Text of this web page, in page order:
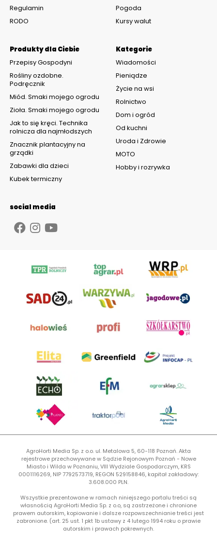
Regulamin
RODO
Kategorie
Wiadomości
Pieniądze
Życie na wsi
Rolnictwo
Dom i ogród
Od kuchni
Uroda i Zdrowie
MOTO
Hobby i rozrywka
Produkty dla Ciebie
Przepisy Gospodyni
Rośliny ozdobne.
Podręcznik
Miód. Smaki mojego ogrodu
Zioła. Smaki mojego ogrodu
Jak to się kręci. Technika
rolnicza dla najmłodszych
Znacznik plantacyjny na
grządki
Zabawki dla dzieci
Kubek termiczny
Pogoda
Kursy walut
social media
AgroHorti Media Sp. z o.o. ul. Metalowa 5, 60-118 Poznań. Akta
rejestrowe przechowywane w Sądzie Rejonowym Poznań - Nowe
Miasto i Wilda w Poznaniu, VIII Wydziale Gospodarczym, KRS
0001116269, NIP 7792573719, REGON 529158846, kapitał zakładowy:
3.608.000 PLN.
Wszystkie prezentowane w ramach niniejszego portalu treści są
własnością AgroHorti Media Sp. z o.o, są zastrzeżone i chronione
prawem autorskim, kopiowanie i dalsze rozpowszechnianie treści jest
zabronione. (art. 25 ust. 1 pkt 1b ustawy z 4 lutego 1994 roku o prawie
autorskim i prawach pokrewnych.